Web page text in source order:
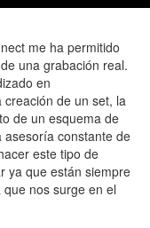
me ha permitido
una grabación real.
en
de un set, la
de un esquema de
asesoría constante de
este tipo de
ya que están siempre
nos surge en el